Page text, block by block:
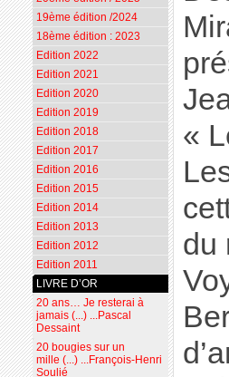
«
du
19ème édition /2024
18ème édition : 2023
Edition 2022
Edition 2021
Edition 2020
Edition 2019
Edition 2018
Edition 2017
Edition 2016
Edition 2015
Edition 2014
Edition 2013
Edition 2012
Edition 2011
LIVRE D’OR
20 ans… Je resterai à
jamais (...) ...Pascal
Dessaint
20 bougies sur un
mille (...) ...François-Henri
Soulié